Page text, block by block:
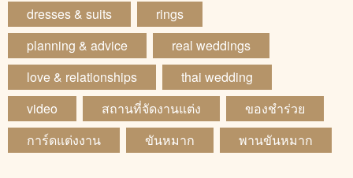
dresses & suits
rings
planning & advice
real weddings
love & relationships
thai wedding
video
สถานที่จัดงานแต่ง
ของชำร่วย
การ์ดแต่งงาน
ขันหมาก พานขันหมาก